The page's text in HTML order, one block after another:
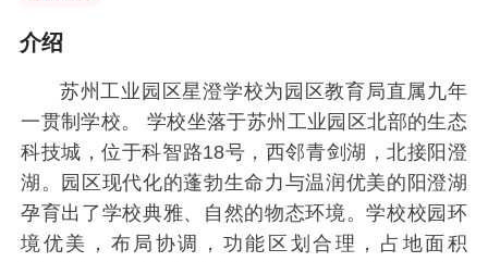
介绍
苏州工业园区星澄学校为园区教育局直属九年
一贯制学校。 学校坐落于苏州工业园区北部的生态
科技城，位于科智路18号，西邻青剑湖，北接阳澄
湖。园区现代化的蓬勃生命力与温润优美的阳澄湖
孕育出了学校典雅、自然的物态环境。学校校园环
境优美，布局协调，功能区划合理，占地面积